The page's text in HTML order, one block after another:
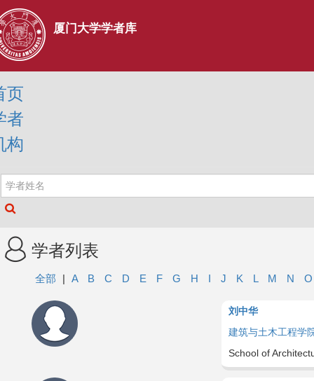
厦门大学学者库
页
者
构
学者列表
全部 | A B C D E F G H I J K L M N
刘中华
建筑与土木工程学
School of